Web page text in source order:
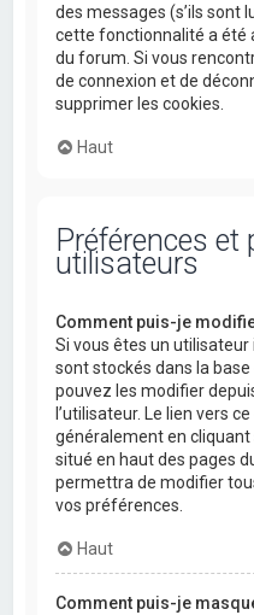
des messages (s’ils sont
cette fonctionnalité a été
du forum. Si vous
de connexion et de
supprimer les cookies.
Haut
Préférences
utilisateurs
Comment puis-je
Si vous êtes un
sont stockés dans la
pouvez les modifier
l’utilisateur. Le lien vers
généralement en
situé en haut des pages
permettra de modifier
vos préférences.
Haut
Comment puis-je